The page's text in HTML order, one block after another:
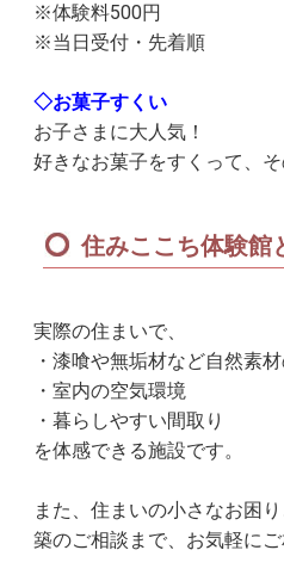
※体験料500円
※当日受付・先着順
◇お菓子すくい
お子さまに大人気！
好きなお菓子をすくって、
住みここち体験館
実際の住まいで、
・漆喰や無垢材など自然素
・室内の空気環境
・暮らしやすい間取り
を体感できる施設です。
また、住まいの小さなお困
築のご相談まで、お気軽にご